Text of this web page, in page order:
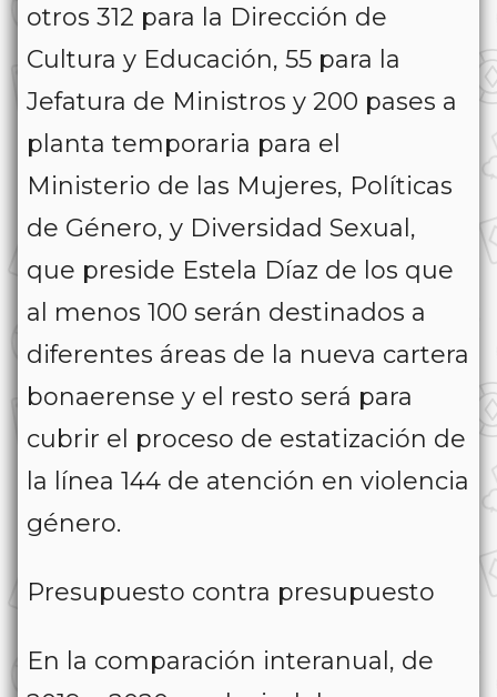
otros 312 para la Dirección de
Cultura y Educación, 55 para la
Jefatura de Ministros y 200 pases a
planta temporaria para el
Ministerio de las Mujeres, Políticas
de Género, y Diversidad Sexual,
que preside Estela Díaz de los que
al menos 100 serán destinados a
diferentes áreas de la nueva cartera
bonaerense y el resto será para
cubrir el proceso de estatización de
la línea 144 de atención en violencia
género.
Presupuesto contra presupuesto
En la comparación interanual, de